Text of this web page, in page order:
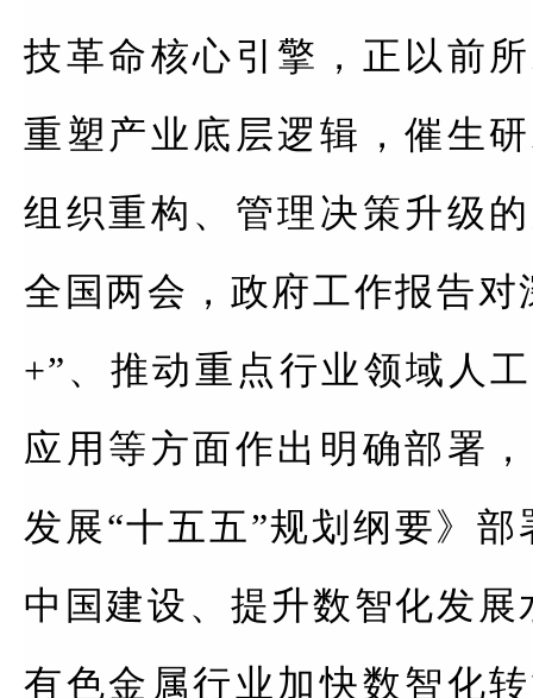
技革命核心引擎，正以前
重塑产业底层逻辑，催生
组织重构、管理决策升级
全国两会，政府工作报告
+”、推动重点行业领域人
应用等方面作出明确部署
发展“十五五”规划纲要》
中国建设、提升数智化发
有色金属行业加快数智化